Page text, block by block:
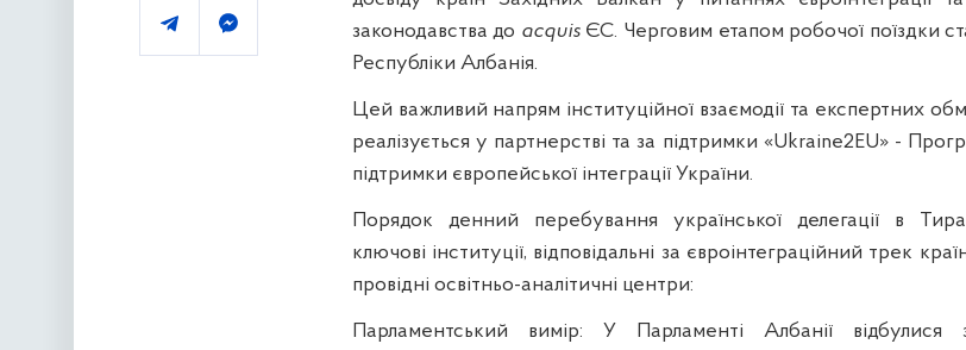
законодавства до acquisЄС. Черговим етапом робочої поїздки
Республіки Албанія.
Цей важливий напрям інституційної взаємодії та експертних
реалізується у партнерстві та за підтримки «Ukraine2EU» -
підтримки європейської інтеграції України.
Порядок денний перебування української делегації в
ключові інституції, відповідальні за євроінтеграційний трек
провідні освітньо-аналітичні центри:
Парламентський вимір: У Парламенті Албанії відбулися